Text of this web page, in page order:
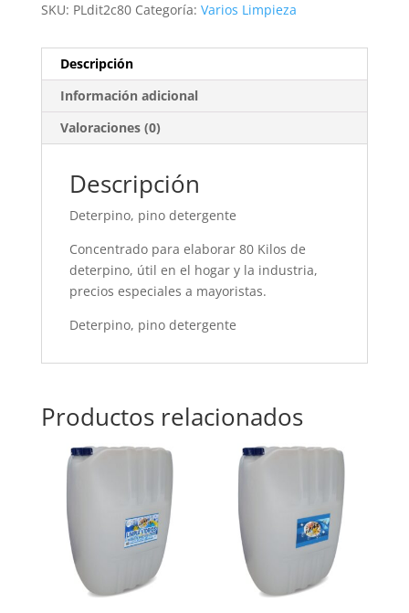
SKU: PLdit2c80 Categoría: Varios Limpieza
Descripción
Información adicional
Valoraciones (0)
Descripción
Deterpino, pino detergente
Concentrado para elaborar 80 Kilos de
deterpino, útil en el hogar y la industria,
precios especiales a mayoristas.
Deterpino, pino detergente
Productos relacionados